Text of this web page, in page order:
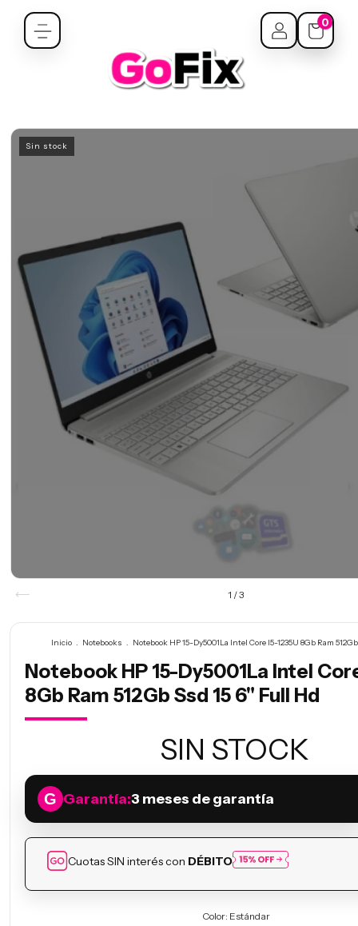
0
Sin stock
1 /3
Inicio . Notebooks . Notebook HP 15-Dy5001La Intel Core I5-1235U 8Gb Ram
Notebook HP 15-Dy5001La Intel
8Gb Ram 512Gb Ssd 15 6" Full Hd
SIN STOCK
Garantía:3 meses de garantía
Cuotas SIN interés con DÉBITO
Color: Estándar